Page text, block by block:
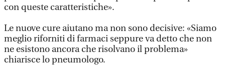
con queste caratteristiche».
Le nuove cure aiutano ma non sono decisive: «Siamo
meglio riforniti di farmaci seppure va detto che non
ne esistono ancora che risolvano il problema»
chiarisce lo pneumologo.